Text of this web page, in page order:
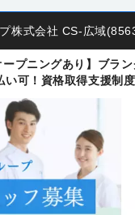
株式会社 CS-広域
プニングあり】ブラ
い可！資格取得支援制